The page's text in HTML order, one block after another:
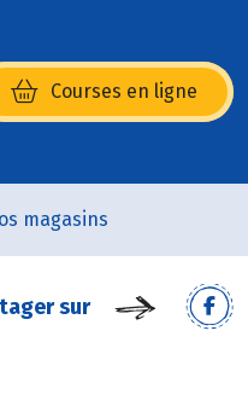
Courses en ligne
magasins
sur